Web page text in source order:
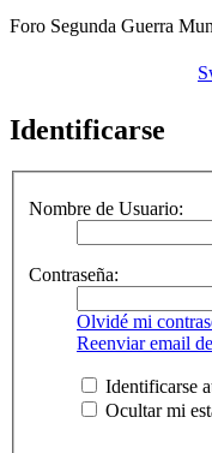
Foro Segunda Guerra
Identificarse
Nombre de Usuario:
Contraseña:
Olvidé mi
Reenviar email
Identificarse
Ocultar mi